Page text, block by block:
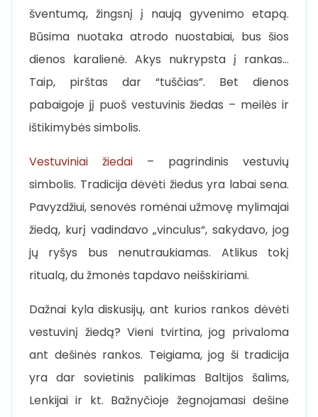
šventumą, žingsnį į naują gyvenimo etapą.
Būsima nuotaka atrodo nuostabiai, bus šios
dienos karalienė. Akys nukrypsta į rankas…
Taip, pirštas dar “tuščias”. Bet dienos
pabaigoje jį puoš vestuvinis žiedas – meilės ir
ištikimybės simbolis.
Vestuviniai žiedai – pagrindinis vestuvių
simbolis. Tradicija dėvėti žiedus yra labai sena.
Pavyzdžiui, senovės romėnai užmovę mylimajai
žiedą, kurį vadindavo „vinculus“, sakydavo, jog
jų ryšys bus nenutraukiamas. Atlikus tokį
ritualą, du žmonės tapdavo neišskiriami.
Dažnai kyla diskusijų, ant kurios rankos dėvėti
vestuvinį žiedą? Vieni tvirtina, jog privaloma
ant dešinės rankos. Teigiama, jog ši tradicija
yra dar sovietinis palikimas Baltijos šalims,
Lenkijai ir kt. Bažnyčioje žegnojamasi dešine